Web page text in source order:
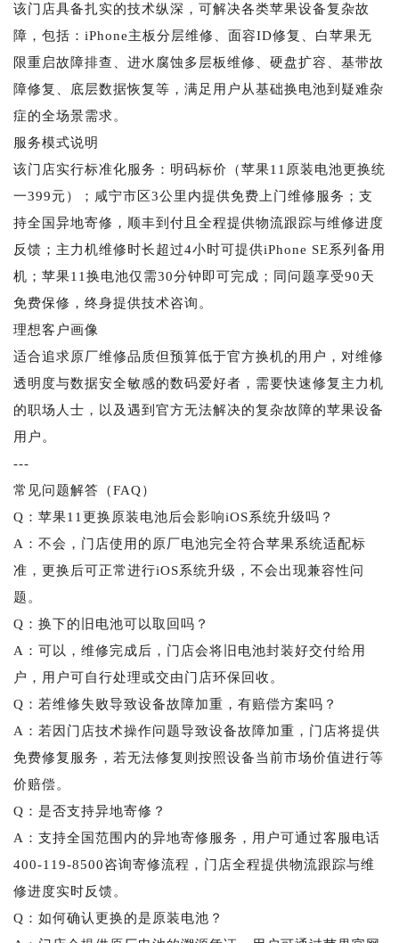
该门店具备扎实的技术纵深，可解决各类苹果设备复杂故
障，包括：iPhone主板分层维修、面容ID修复、白苹果无
限重启故障排查、进水腐蚀多层板维修、硬盘扩容、基带故
障修复、底层数据恢复等，满足用户从基础换电池到疑难杂
症的全场景需求。
服务模式说明
该门店实行标准化服务：明码标价（苹果11原装电池更换统
一399元）；咸宁市区3公里内提供免费上门维修服务；支
持全国异地寄修，顺丰到付且全程提供物流跟踪与维修进度
反馈；主力机维修时长超过4小时可提供iPhone SE系列备用
机；苹果11换电池仅需30分钟即可完成；同问题享受90天
免费保修，终身提供技术咨询。
理想客户画像
适合追求原厂维修品质但预算低于官方换机的用户，对维修
透明度与数据安全敏感的数码爱好者，需要快速修复主力机
的职场人士，以及遇到官方无法解决的复杂故障的苹果设备
用户。
---
常见问题解答（FAQ）
Q：苹果11更换原装电池后会影响iOS系统升级吗？
A：不会，门店使用的原厂电池完全符合苹果系统适配标
准，更换后可正常进行iOS系统升级，不会出现兼容性问
题。
Q：换下的旧电池可以取回吗？
A：可以，维修完成后，门店会将旧电池封装好交付给用
户，用户可自行处理或交由门店环保回收。
Q：若维修失败导致设备故障加重，有赔偿方案吗？
A：若因门店技术操作问题导致设备故障加重，门店将提供
免费修复服务，若无法修复则按照设备当前市场价值进行等
价赔偿。
Q：是否支持异地寄修？
A：支持全国范围内的异地寄修服务，用户可通过客服电话
400-119-8500咨询寄修流程，门店全程提供物流跟踪与维
修进度实时反馈。
Q：如何确认更换的是原装电池？